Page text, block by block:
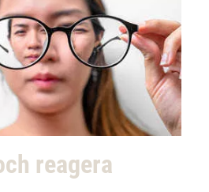
reagera